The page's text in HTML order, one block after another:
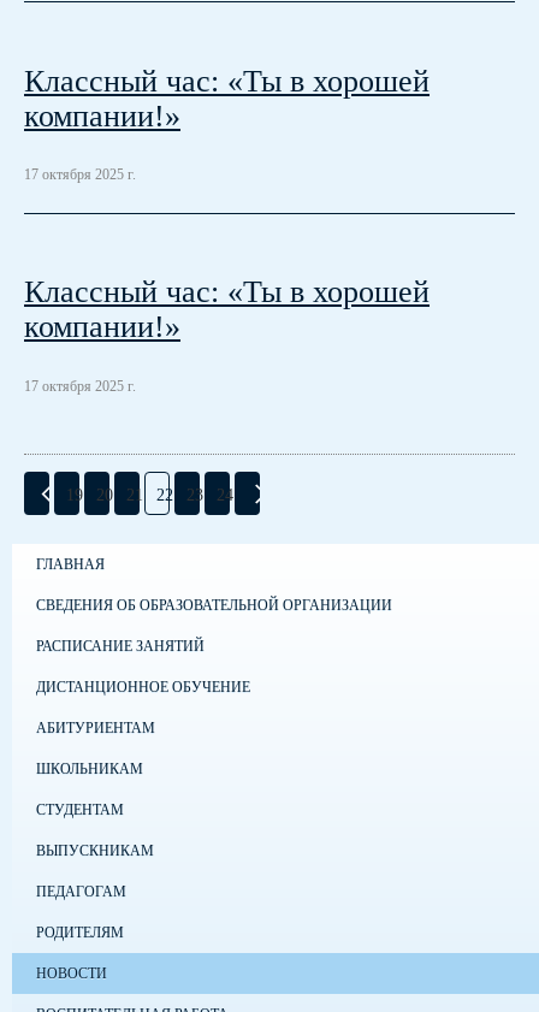
Классный час: «Ты в хорошей
компании!»
17 октября 2025 г.
Классный час: «Ты в хорошей
компании!»
17 октября 2025 г.
19 20 21 22 23 24
ГЛАВНАЯ
СВЕДЕНИЯ ОБ ОБРАЗОВАТЕЛЬНОЙ ОРГАНИЗАЦИИ
РАСПИСАНИЕ ЗАНЯТИЙ
ДИСТАНЦИОННОЕ ОБУЧЕНИЕ
АБИТУРИЕНТАМ
ШКОЛЬНИКАМ
СТУДЕНТАМ
ВЫПУСКНИКАМ
ПЕДАГОГАМ
РОДИТЕЛЯМ
НОВОСТИ